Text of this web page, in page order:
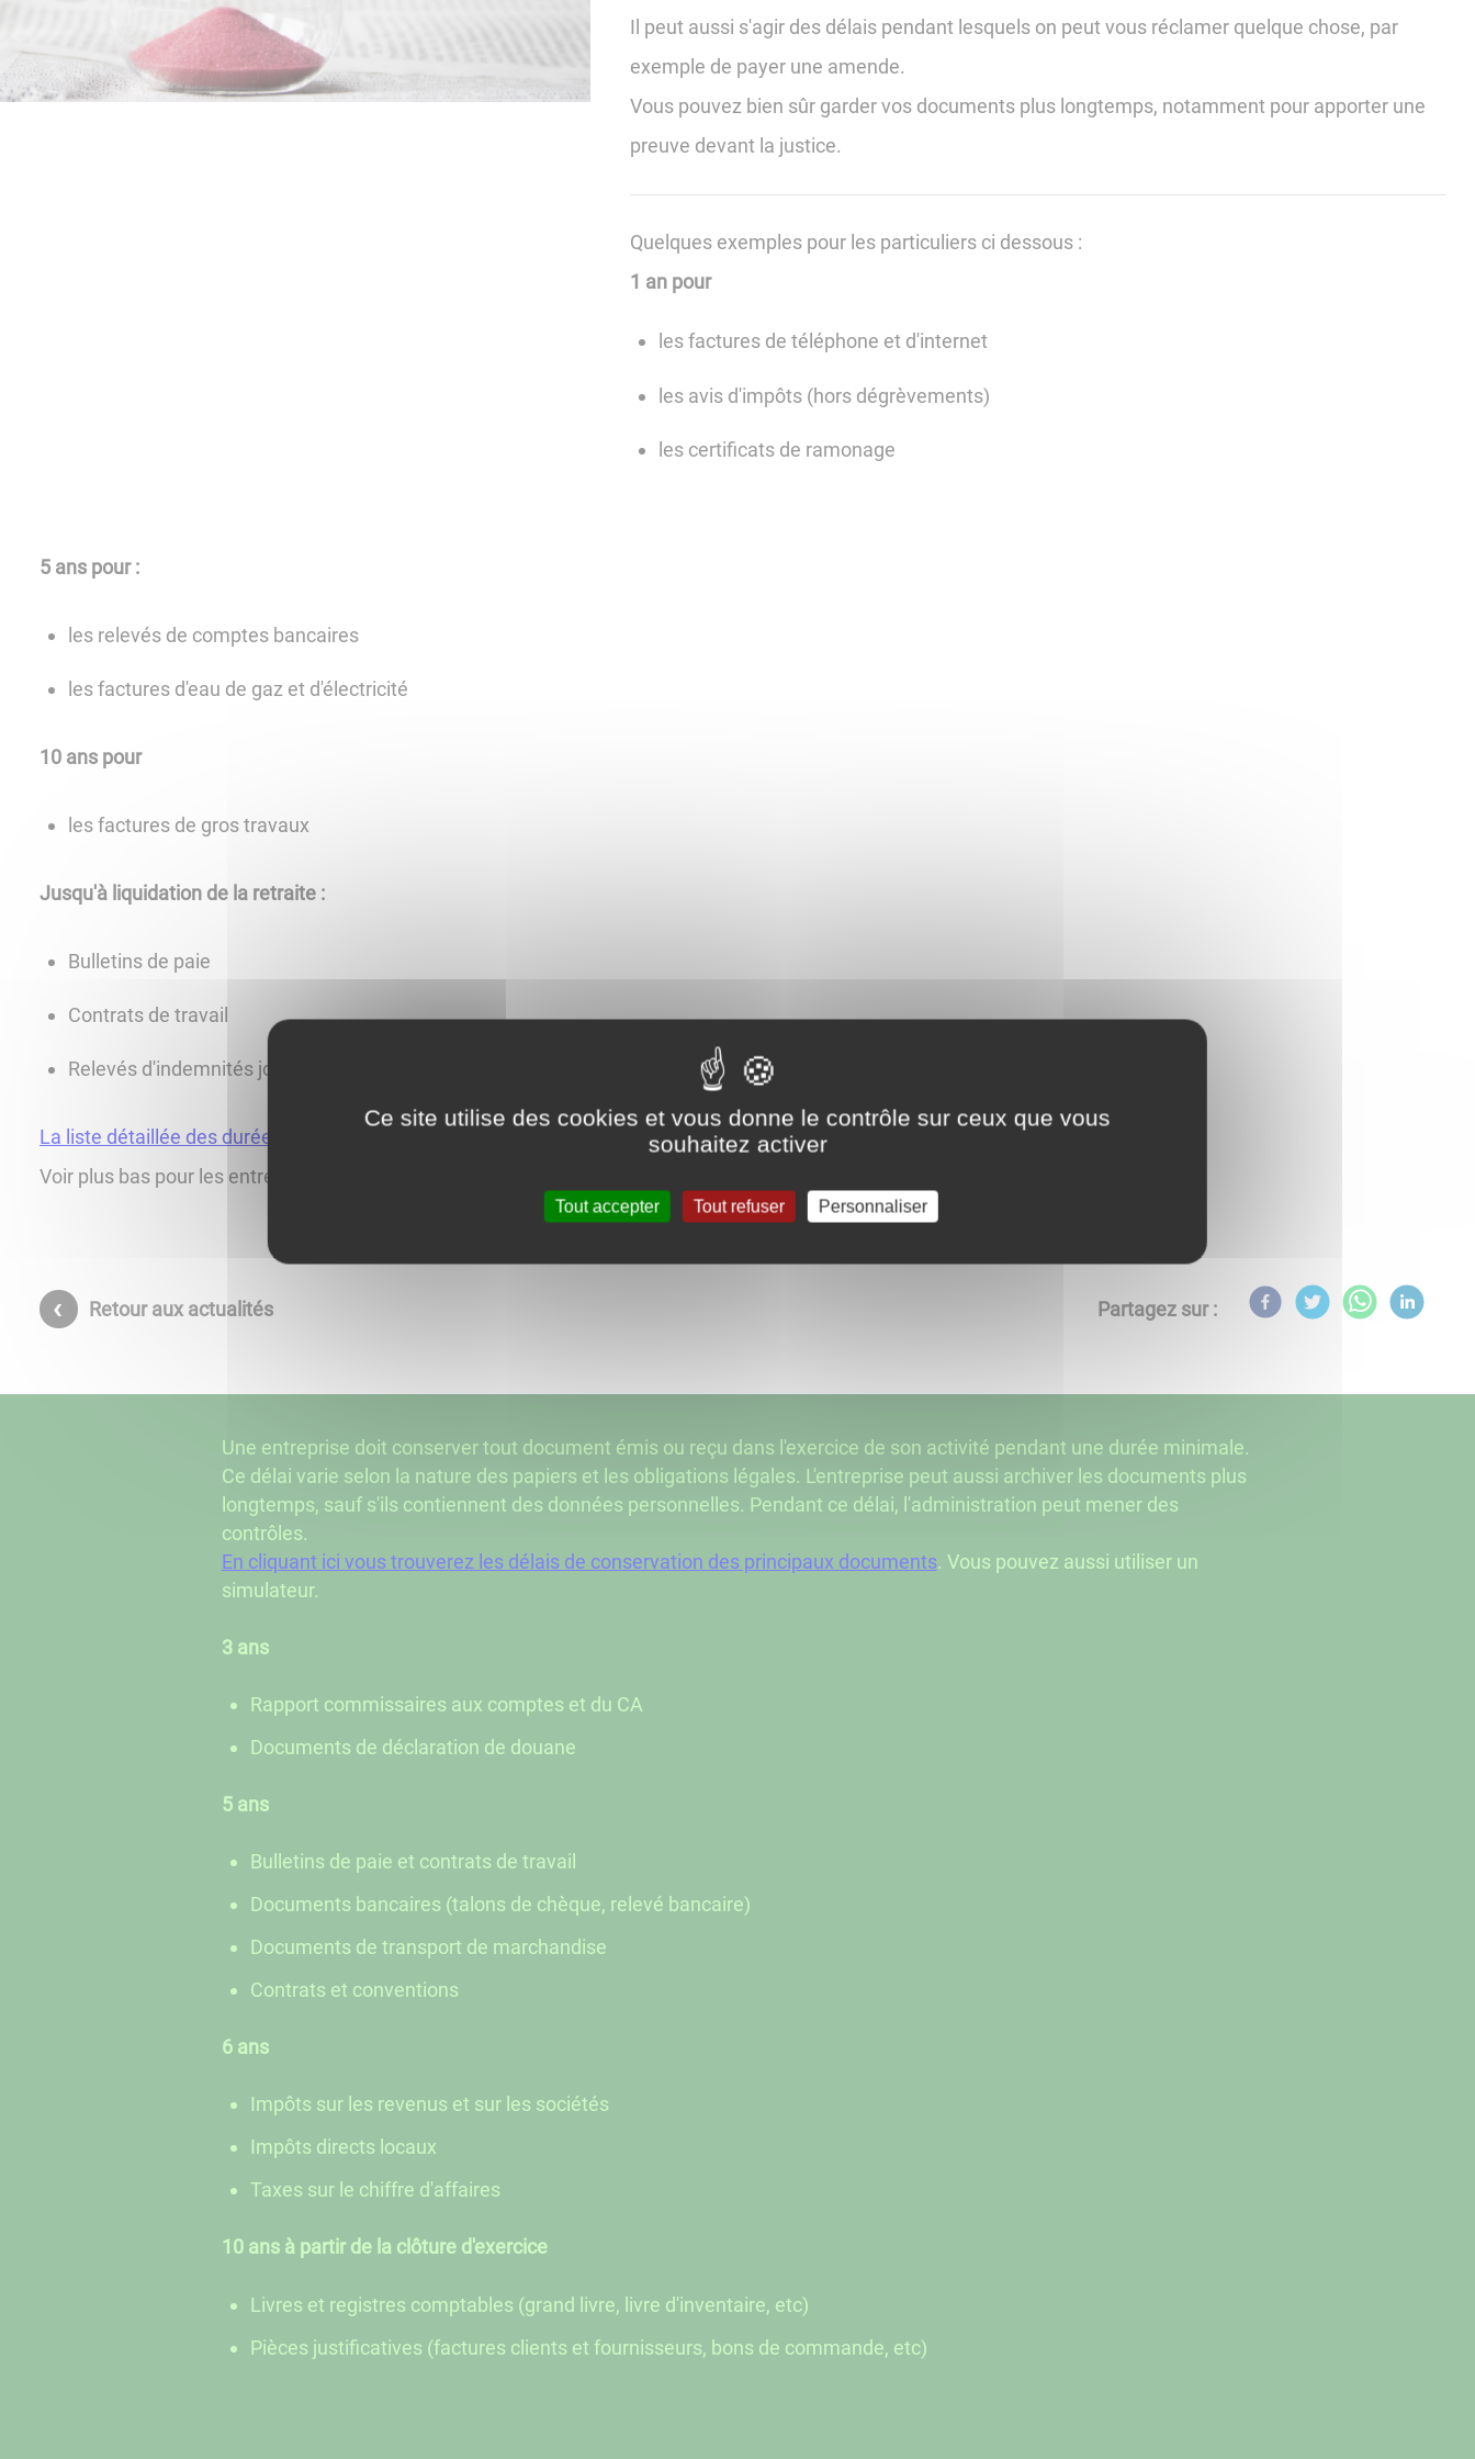
Il peut aussi s'agir des délais pendant lesquels on peut vous réclamer quelque chose, par
exemple de payer une amende.
Vous pouvez bien sûr garder vos documents plus longtemps, notamment pour apporter une
preuve devant la justice.
Quelques exemples pour les particuliers ci dessous :
1 an pour
les factures de téléphone et d'internet
les avis d'impôts (hors dégrèvements)
les certificats de ramonage
5 ans pour :
les relevés de comptes bancaires
les factures d'eau de gaz et d'électricité
10 ans pour
les factures de gros travaux
Jusqu'à liquidation de la retraite :
Bulletins de paie
Contrats de travail
Relevés d'indemnités journalières
La liste détaillée des durées est consultable ici
Voir plus bas pour les entreprises
Retour aux actualités Partagez sur :
Une entreprise doit conserver tout document émis ou reçu dans l'exercice de son activité pendant une durée minimale.
Ce délai varie selon la nature des papiers et les obligations légales. L'entreprise peut aussi archiver les documents plus
longtemps, sauf s'ils contiennent des données personnelles. Pendant ce délai, l'administration peut mener des
contrôles.
En cliquant ici vous trouverez les délais de conservation des principaux documents. Vous pouvez aussi utiliser un
simulateur.
​​​​​​​3 ans
Rapport commissaires aux comptes et du CA
Documents de déclaration de douane
5 ans
Bulletins de paie et contrats de travail
Documents bancaires (talons de chèque, relevé bancaire)
Documents de transport de marchandise
Contrats et conventions
6 ans
Impôts sur les revenus et sur les sociétés
Impôts directs locaux
Taxes sur le chiffre d'affaires
10 ans à partir de la clôture d'exercice
Livres et registres comptables (grand livre, livre d'inventaire, etc)
Pièces justificatives (factures clients et fournisseurs, bons de commande, etc)
Ce site utilise des cookies et vous donne le contrôle sur ceux que vous
souhaitez activer
Tout accepter Tout refuser Personnaliser